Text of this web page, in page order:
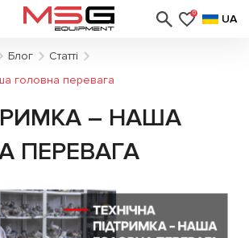
0 UA
Блог
Статті
головна перевага
– НАША
ПЕРЕВАГА